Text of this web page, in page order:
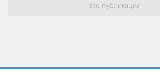
Спецтехника
Все публикации